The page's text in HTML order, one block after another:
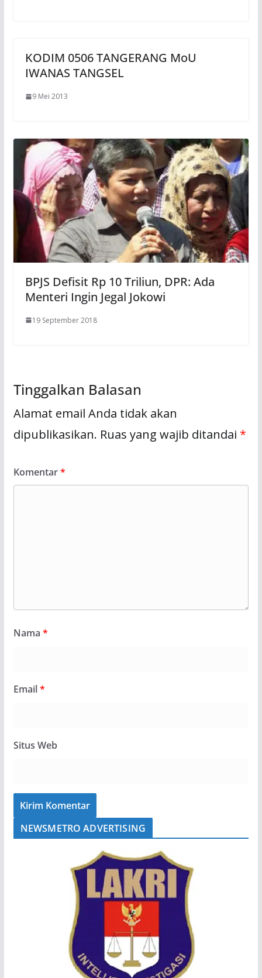
KODIM 0506 TANGERANG MoU
IWANAS TANGSEL
9 Mei 2013
BPJS Defisit Rp 10 Triliun, DPR: Ada
Menteri Ingin Jegal Jokowi
19 September 2018
Tinggalkan Balasan
Alamat email Anda tidak akan
dipublikasikan. Ruas yang wajib ditandai *
Komentar*
Nama *
Email*
Situs Web
NEWSMETRO ADVERTISING